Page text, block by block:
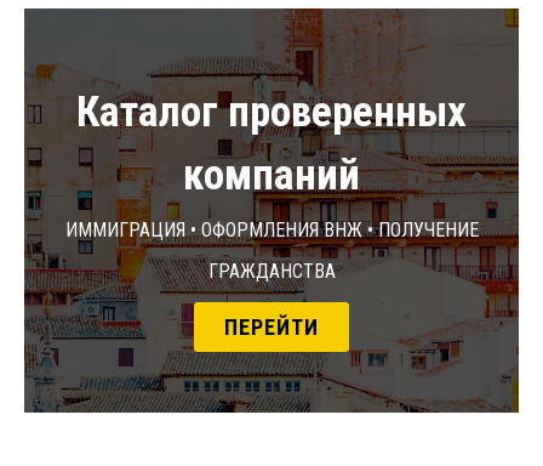
Каталог проверенных
компаний
Иммиграция • Оформления ВНЖ • Получение
гражданства
ПЕРЕЙТИ